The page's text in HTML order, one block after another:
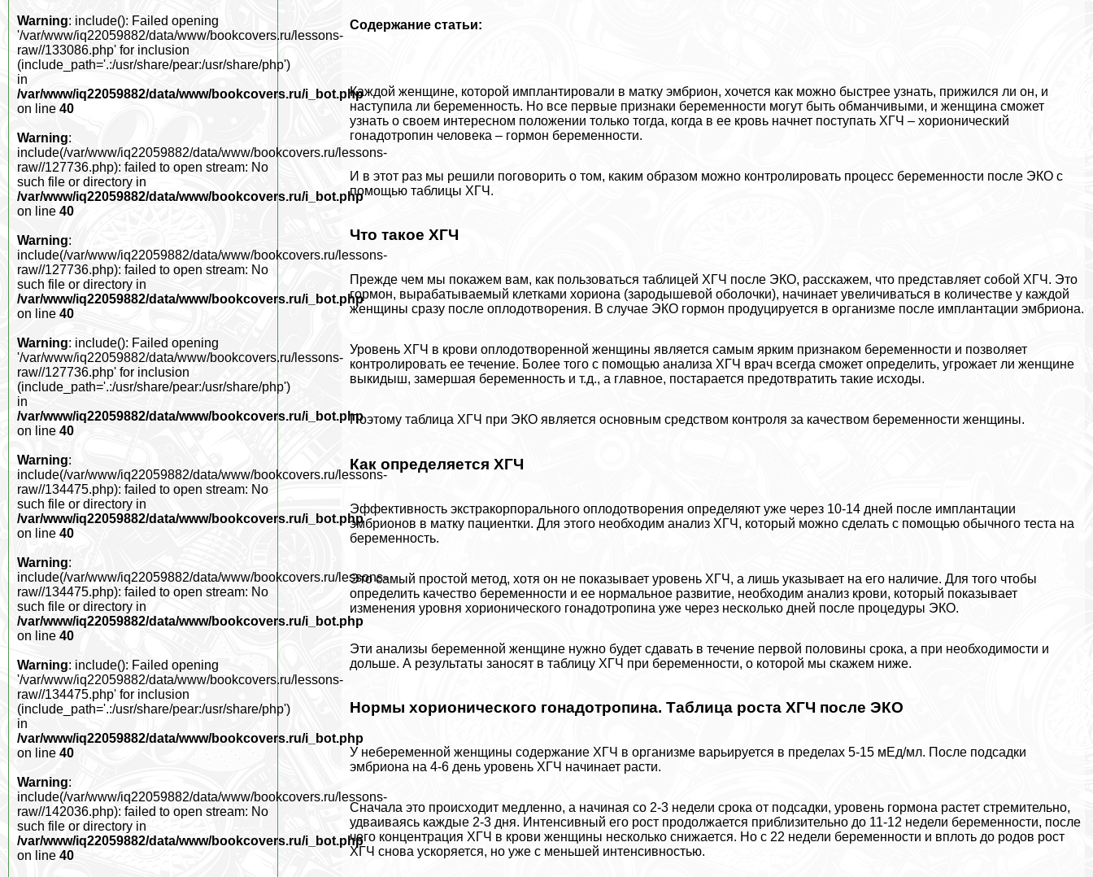
Содержание статьи:
Каждой женщине, которой имплантировали в матку эмбрион, хочется как можно быстрее узнать, прижился ли он, и
наступила ли беременность. Но все первые признаки беременности могут быть обманчивыми, и женщина сможет
узнать о своем интересном положении только тогда, когда в ее кровь начнет поступать ХГЧ – хорионический
гонадотропин человека – гормон беременности.
И в этот раз мы решили поговорить о том, каким образом можно контролировать процесс беременности после ЭКО с
помощью таблицы ХГЧ.
Что такое ХГЧ
Прежде чем мы покажем вам, как пользоваться таблицей ХГЧ после ЭКО, расскажем, что представляет собой ХГЧ. Это
гормон, выpaбатываемый клетками хориона (зародышевой оболочки), начинает увеличиваться в количестве у каждой
женщины сразу после оплодотворения. В случае ЭКО гормон продуцируется в организме после имплантации эмбриона.
Уровень ХГЧ в крови оплодотворенной женщины является самым ярким признаком беременности и позволяет
контролировать ее течение. Более того с помощью анализа ХГЧ врач всегда сможет определить, угрожает ли женщине
выкидыш, замершая беременность и т.д., а главное, постарается предотвратить такие исходы.
Поэтому таблица ХГЧ при ЭКО является основным средством контроля за качеством беременности женщины.
Как определяется ХГЧ
Эффективность экстpaкорпopaльного оплодотворения определяют уже через 10-14 дней после имплантации
эмбрионов в матку пациентки. Для этого необходим анализ ХГЧ, который можно сделать с помощью обычного теста на
беременность.
Это самый простой метод, хотя он не показывает уровень ХГЧ, а лишь указывает на его наличие. Для того чтобы
определить качество беременности и ее нормальное развитие, необходим анализ крови, который показывает
изменения уровня хорионического гонадотропина уже через несколько дней после процедуры ЭКО.
Эти анализы беременной женщине нужно будет сдавать в течение первой половины срока, а при необходимости и
дольше. А результаты заносят в таблицу ХГЧ при беременности, о которой мы скажем ниже.
Нормы хорионического гонадотропина. Таблица роста ХГЧ после ЭКО
У небеременной женщины содержание ХГЧ в организме варьируется в пределах 5-15 мЕд/мл. После подсадки
эмбриона на 4-6 день уровень ХГЧ начинает расти.
Сначала это происходит медленно, а начиная со 2-3 недели срока от подсадки, уровень гормона растет стремительно,
удваиваясь каждые 2-3 дня. Интенсивный его рост продолжается приблизительно до 11-12 недели беременности, после
чего концентрация ХГЧ в крови женщины несколько снижается. Но с 22 недели беременности и вплоть до родов рост
ХГЧ снова ускоряется, но уже с меньшей интенсивностью.
Warning: include(): Failed opening
'/var/www/iq22059882/data/www/bookcovers.ru/lessons-
raw//133086.php' for inclusion
(include_path='.:/usr/share/pear:/usr/share/php')
in
/var/www/iq22059882/data/www/bookcovers.ru/i_bot.php
on line 40
Warning:
include(/var/www/iq22059882/data/www/bookcovers.ru/lessons-
raw//127736.php): failed to open stream: No
such file or directory in
/var/www/iq22059882/data/www/bookcovers.ru/i_bot.php
on line 40
Warning:
include(/var/www/iq22059882/data/www/bookcovers.ru/lessons-
raw//127736.php): failed to open stream: No
such file or directory in
/var/www/iq22059882/data/www/bookcovers.ru/i_bot.php
on line 40
Warning: include(): Failed opening
'/var/www/iq22059882/data/www/bookcovers.ru/lessons-
raw//127736.php' for inclusion
(include_path='.:/usr/share/pear:/usr/share/php')
in
/var/www/iq22059882/data/www/bookcovers.ru/i_bot.php
on line 40
Warning:
include(/var/www/iq22059882/data/www/bookcovers.ru/lessons-
raw//134475.php): failed to open stream: No
such file or directory in
/var/www/iq22059882/data/www/bookcovers.ru/i_bot.php
on line 40
Warning:
include(/var/www/iq22059882/data/www/bookcovers.ru/lessons-
raw//134475.php): failed to open stream: No
such file or directory in
/var/www/iq22059882/data/www/bookcovers.ru/i_bot.php
on line 40
Warning: include(): Failed opening
'/var/www/iq22059882/data/www/bookcovers.ru/lessons-
raw//134475.php' for inclusion
(include_path='.:/usr/share/pear:/usr/share/php')
in
/var/www/iq22059882/data/www/bookcovers.ru/i_bot.php
on line 40
Warning:
include(/var/www/iq22059882/data/www/bookcovers.ru/lessons-
raw//142036.php): failed to open stream: No
such file or directory in
/var/www/iq22059882/data/www/bookcovers.ru/i_bot.php
on line 40